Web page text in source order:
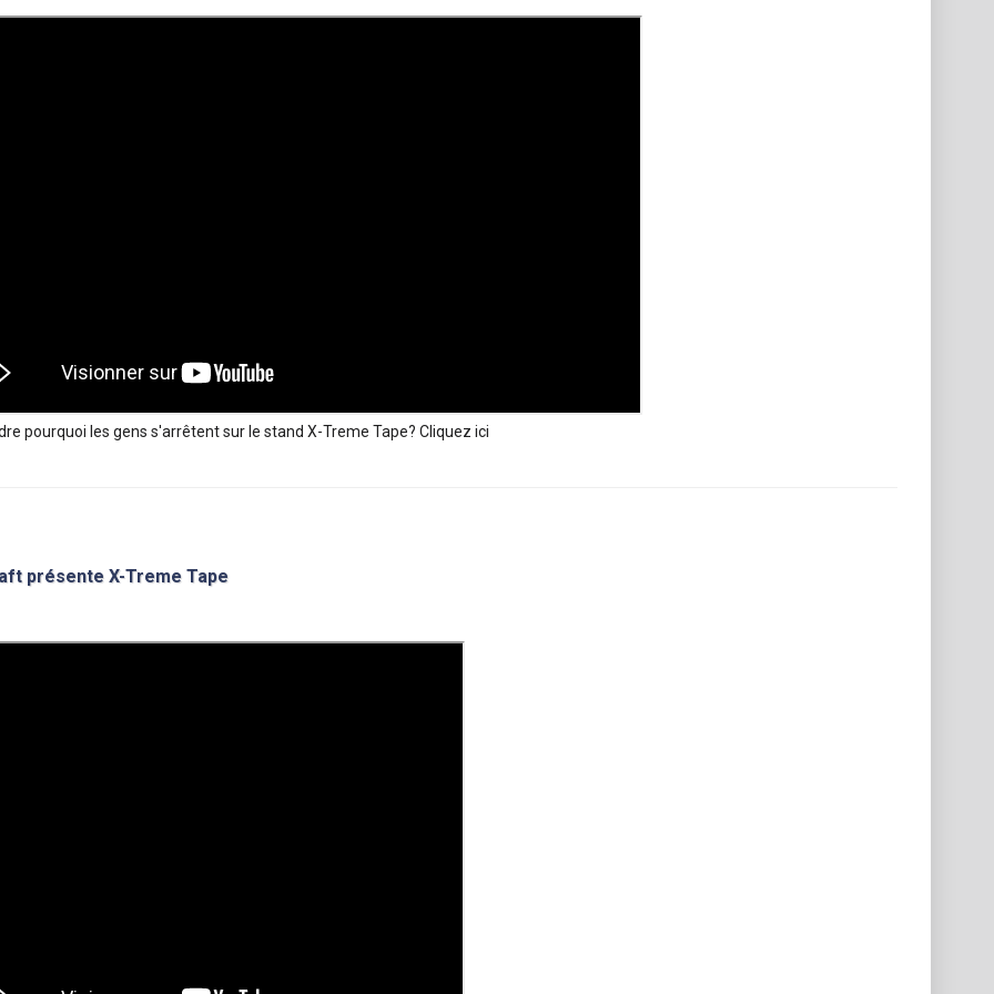
pourquoi les gens s'arrêtent sur le stand X-Treme Tape? Cliquez ici
présente X-Treme Tape